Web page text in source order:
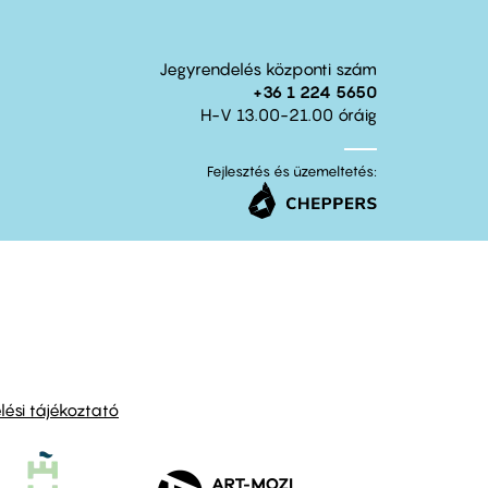
Jegyrendelés központi szám
+36 1 224 5650
H-V 13.00-21.00 óráig
Fejlesztés és üzemeltetés:
tájékoztató